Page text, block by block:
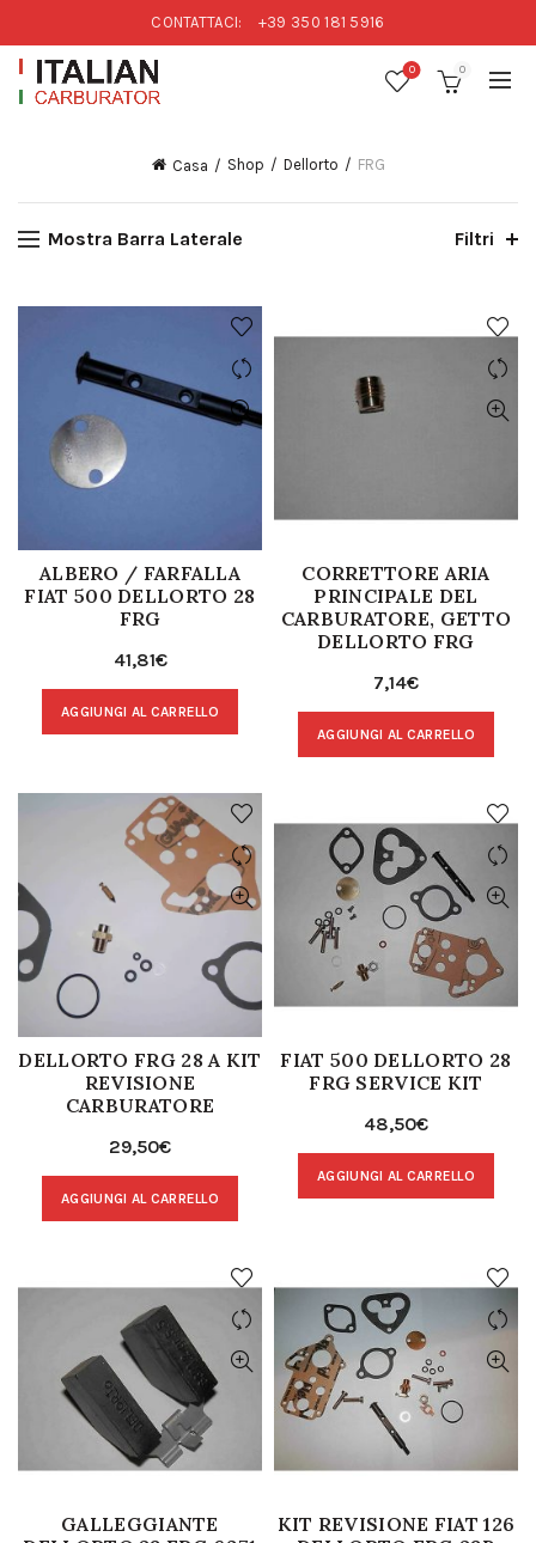
CONTATTACI: +39 350 181 5916
0 0
Casa Shop Dellorto FRG
Mostra Barra Laterale Filtri
ALBERO / FARFALLA
FIAT 500 DELLORTO 28
FRG
41,81€
AGGIUNGI AL CARRELLO
CORRETTORE ARIA
PRINCIPALE DEL
CARBURATORE, GETTO
DELLORTO FRG
7,14€
AGGIUNGI AL CARRELLO
DELLORTO FRG 28 A KIT
REVISIONE
CARBURATORE
29,50€
AGGIUNGI AL CARRELLO
FIAT 500 DELLORTO 28
FRG SERVICE KIT
48,50€
AGGIUNGI AL CARRELLO
GALLEGGIANTE
KIT REVISIONE FIAT 126